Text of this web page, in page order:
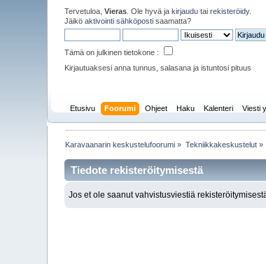
Tervetuloa,Vieras . Ole hyvä jakirjaudu tairekisteröidy.
Jäiköaktivointi sähköposti saamatta?
Tämä on julkinen tietokone :
Kirjautuaksesi anna tunnus, salasana ja istuntosi pituus
Etusivu Foorumi Ohjeet Haku Kalenteri Viesti
Karavaanarin keskustelufoorumi » Tekniikkakeskustelut»
Tiedote rekisteröitymisestä
Jos et ole saanut vahvistusviestiä